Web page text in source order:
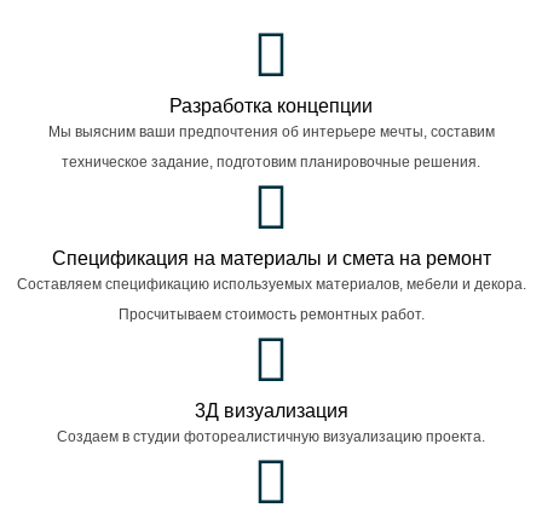
Разработка концепции
Мы выясним ваши предпочтения об интерьере мечты, составим
техническое задание, подготовим планировочные решения.
Спецификация на материалы и смета на ремонт
Составляем спецификацию используемых материалов, мебели и декора.
Просчитываем стоимость ремонтных работ.
3Д визуализация
Создаем в студии фотореалистичную визуализацию проекта.